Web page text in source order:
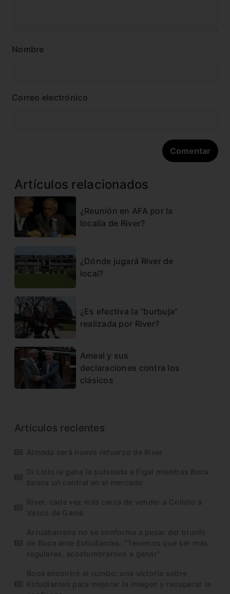
Nombre
Correo electrónico
Artículos relacionados
¿Reunión en AFA por la
localía de River?
¿Dónde jugará River de
local?
¿Es efectiva la “burbuja”
realizada por River?
Ameal y sus
declaraciones contra los
clásicos
Artículos recientes
Almada será nuevo refuerzo de River
Di Lollo le gana la pulseada a Figal mientras Boca
busca un central en el mercado
River, cada vez más cerca de vender a Colidio a
Vasco da Gama
Arruabarrena no se conforma a pesar del triunfo
de Boca ante Estudiantes: “Tenemos que ser más
regulares, acostumbrarnos a ganar”
Boca encontró el rumbo: una victoria sobre
Estudiantes para mejorar la imagen y recuperar la